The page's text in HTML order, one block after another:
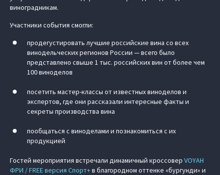
виноградникам.
Участники события смогли:
продегустировать лучшие российские вина со всех
винодельческих регионов России — всего было
представлено свыше 1 тыс. российских вин от более чем
100 виноделов
посетить мастер-классы от известных виноделов и
экспертов, где они рассказали интересные факты и
секреты производства вина
пообщаться с виноделами и познакомиться с их
продукцией
Гостей мероприятия встречали динамичный кроссовер VOYAH
ФРИ / FREE версия Спорт+в благородном оттенке «бургунди» и